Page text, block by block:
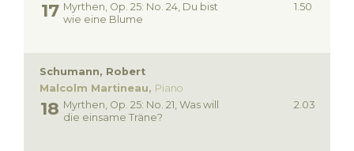
1.50
Myrthen, Op. 25: No. 24, Du bist
wie eine Blume
Schumann, Robert
Malcolm Martineau, Piano
2.03
Myrthen, Op. 25: No. 21, Was will
die einsame Träne?